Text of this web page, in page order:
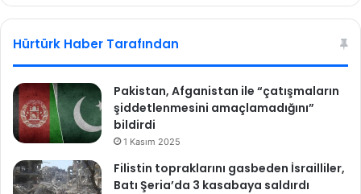
u
u
m
v
a
h
i
6
a
sit bo
Hürtürk Haber Tarafından
Pakistan, Afganistan ile “çatışmaların
şiddetlenmesini amaçlamadığını”
bildirdi
1 Kasım 2025
Filistin topraklarını gasbeden İsrailliler,
Batı Şeria’da 3 kasabaya saldırdı